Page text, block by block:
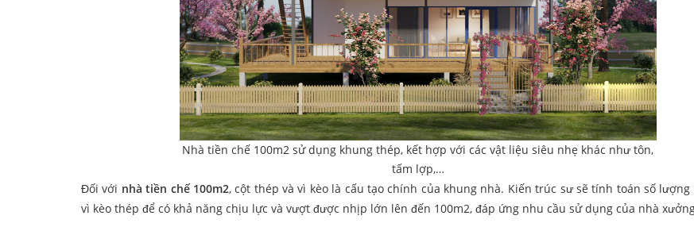
Nhà tiền chế 100m2 sử dụng khung thép, kết hợp với các vật liệu siêu nhẹ khác như tôn,
tấm lợp,…
Đối với nhà tiền chế 100m2, cột thép và vì kèo là cấu tạo chính của khung nhà. Kiến trúc sư sẽ tính toán số lượng
vì kèo thép để có khả năng chịu lực và vượt được nhịp lớn lên đến 100m2, đáp ứng nhu cầu sử dụng của nhà